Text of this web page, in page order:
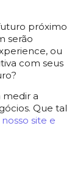
próximo
serão
ou
com seus
medir a
Que tal
site e